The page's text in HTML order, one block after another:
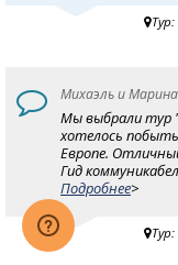
Тур:
Михаэль и
Мы выбрали тур
хотелось
Европе.
Гид
Подробнее>
Тур: